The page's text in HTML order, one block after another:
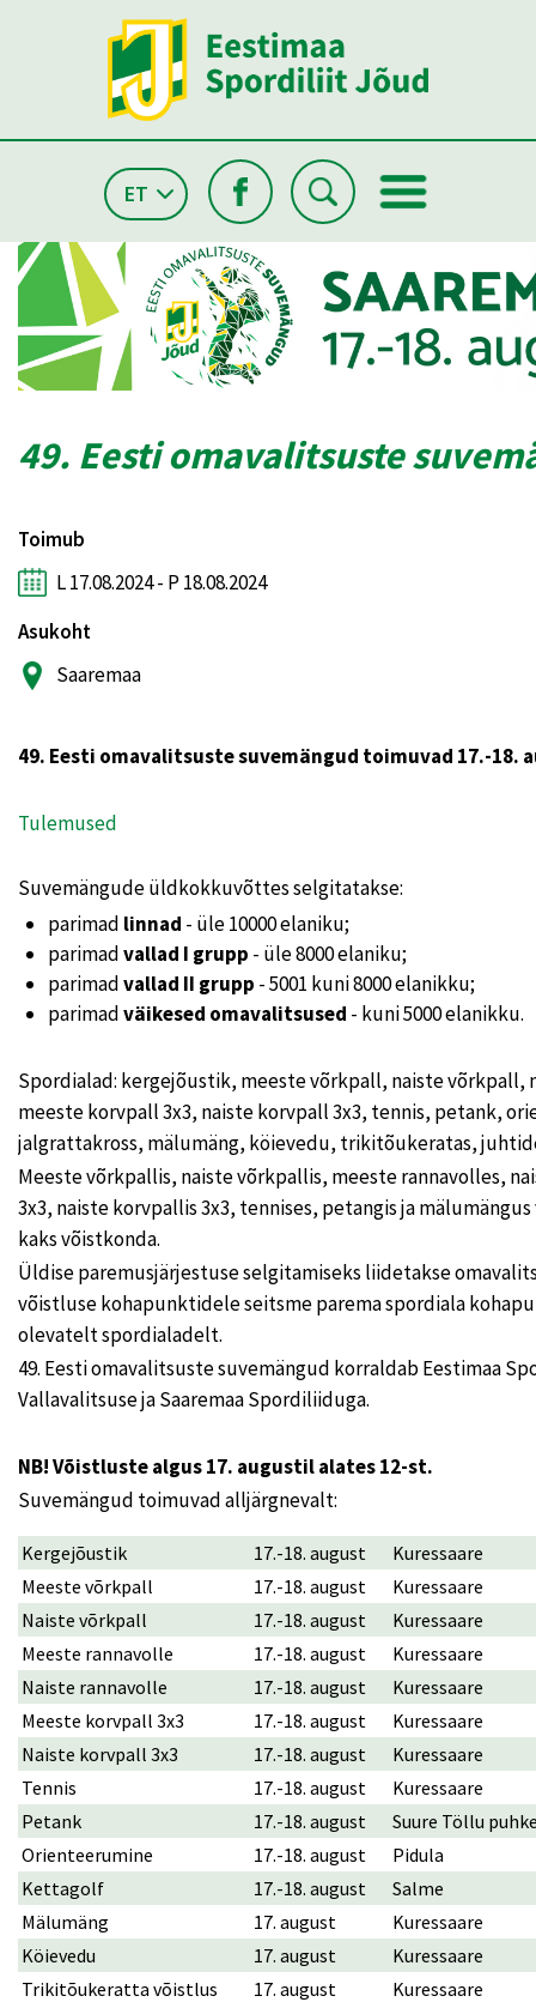
ET
49. Eesti omavalitsuste
Toimub
L 17.08.2024 - P 18.08.2024
Asukoht
Saaremaa
49. Eesti omavalitsuste suvemängud toimuvad 17.-18.
Tulemused
Suvemängude üldkokkuvõttes selgitatakse:
parimad linnad - üle 10000 elaniku;
parimadvallad I grupp - üle 8000 elaniku;
parimadvallad II grupp - 5001 kuni 8000 elanikku;
parimadväikesed omavalitsused - kuni 5000 elanikku.
Spordialad: kergejõustik, meeste võrkpall, naiste võrkpall,
meeste korvpall 3x3, naiste korvpall 3x3, tennis, petank,
jalgrattakross, mälumäng, köievedu, trikitõukeratas,
Meeste võrkpallis, naiste võrkpallis, meeste rannavolles,
3x3, naiste korvpallis 3x3, tennises, petangis ja
kaks võistkonda.
Üldise paremusjärjestuse selgitamiseks liidetakse
võistluse kohapunktidele seitsme parema spordiala
olevatelt spordialadelt.
49. Eesti omavalitsuste suvemängud korraldab Eestimaa
Vallavalitsuse ja Saaremaa Spordiliiduga.
NB! Võistluste algus 17. augustil alates 12-st.
Suvemängud toimuvad alljärgnevalt:
Kergejõustik 17.-18. august
Kuressaare
Meeste võrkpall
17.-18. august
Kuressaare
Naiste võrkpall
17.-18. august
Kuressaare
Meeste rannavolle
17.-18. august
Kuressaare
Naiste rannavolle
17.-18. august
Kuressaare
Meeste korvpall 3x3
17.-18. august
Kuressaare
Naiste korvpall 3x3
17.-18. august
Kuressaare
Tennis
17.-18. august
Kuressaare
Petank
17.-18. august
Suure Töllu
Orienteerumine
17.-18. august
Pidula
Kettagolf
17.-18. august
Salme
Mälumäng
17. august
Kuressaare
Köievedu
17. august
Kuressaare
Trikitõukeratta võistlus
17. august
Kuressaare